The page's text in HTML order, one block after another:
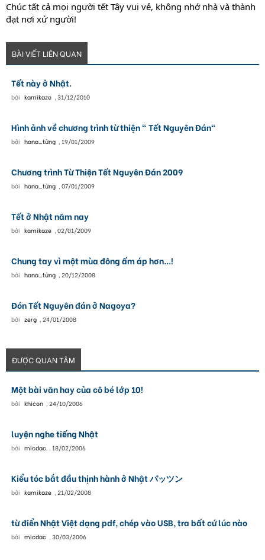
Chúc tất cả mọi người tết Tây vui vẻ, không nhớ nhà và thành
đạt nơi xứ người!
BÀI VIẾT LIÊN QUAN
Tết này ở Nhật.
bởi kamikaze , 31/12/2010
Hình ảnh về chương trình từ thiện " Tết Nguyên Đán"
bởi hana_tửng , 19/01/2009
Chương trình Từ Thiện Tết Nguyên Đán 2009
bởi hana_tửng , 07/01/2009
Tết ở Nhật năm nay
bởi kamikaze , 02/01/2009
Chung tay vì một mùa đông ấm áp hơn...!
bởi hana_tửng , 20/12/2008
Đón Tết Nguyên đán ở Nagoya?
bởi zerg , 24/01/2008
ĐƯỢC QUAN TÂM
Một bài văn hay của cô bé lớp 10!
bởi khicon , 24/10/2006
luyện nghe tiếng Nhật
bởi micdac , 18/02/2006
Kiểu tóc bắt đầu thịnh hành ở Nhật パッツン
bởi kamikaze , 21/02/2008
từ điển Nhật Việt dạng pdf, chép vào USB, tra bất cứ lúc nào
bởi micdac , 30/03/2006